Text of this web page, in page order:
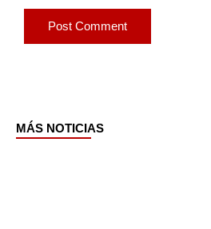
MÁS NOTICIAS